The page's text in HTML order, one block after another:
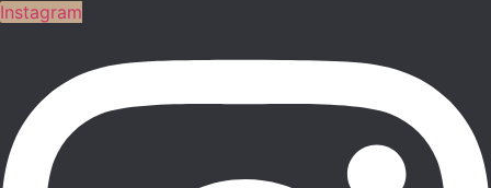
Instagram